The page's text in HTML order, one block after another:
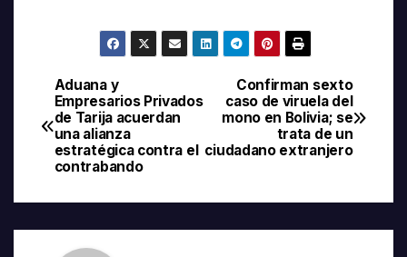
Navegación
de
entradas
Confirman sexto
caso de viruela del
mono en Bolivia; se
trata de un
ciudadano extranjero
Aduana y
Empresarios Privados
de Tarija acuerdan
una alianza
estratégica contra el
contrabando